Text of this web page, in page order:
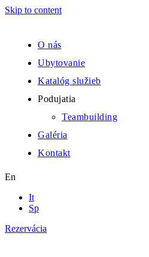
Skip to content
O nás
Ubytovanie
Katalóg služieb
Podujatia
Teambuilding
Galéria
Kontakt
En
It
Sp
Rezervácia